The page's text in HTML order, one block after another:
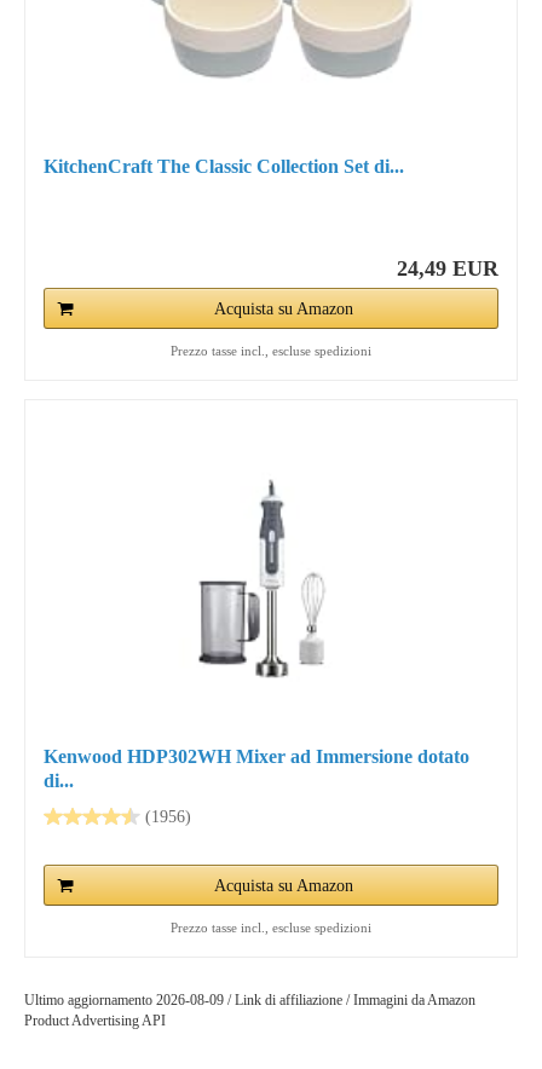
KitchenCraft The Classic Collection Set di...
24,49 EUR
Acquista su Amazon
Prezzo tasse incl., escluse spedizioni
Kenwood HDP302WH Mixer ad Immersione dotato
di...
(1956)
Acquista su Amazon
Prezzo tasse incl., escluse spedizioni
Ultimo aggiornamento 2026-08-09 / Link di affiliazione / Immagini da Amazon
Product Advertising API